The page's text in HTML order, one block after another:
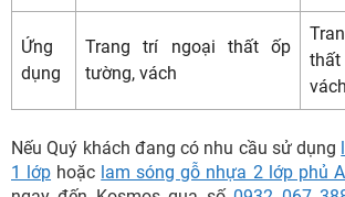
Ứng
dụng
Trang trí ngoại thất ốp
tường, vách
vách
Nếu Quý khách đang có nhu cầu sử dụng
1 lớp hoặc lam sóng gỗ nhựa 2 lớp phủ